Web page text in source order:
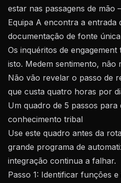
estar nas passagens de mão
Equipa A encontra a entrada
documentação de fonte
Os inquéritos de
isto. Medem sentimento, não
Não vão revelar o passo de
que custa quatro horas por
Um quadro de 5 passos para
conhecimento tribal
Use este quadro antes da
grande programa de
integração continua a falhar.
Passo 1: Identificar funções